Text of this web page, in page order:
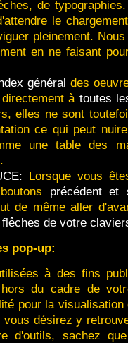
de
le
pleinement.
en ne faisant
général des
à toutes
elles ne sont
ce qui peut
une table des
Lorsque vous
précédent et
de même aller
flêches de votre
up:
à des fins
du cadre de
pour la
vous désirez y
d'outils, sachez